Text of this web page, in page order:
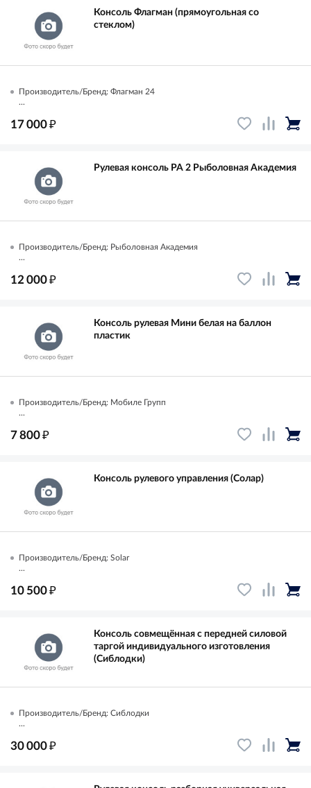
Консоль Флагман (прямоугольная со
стеклом)
Производитель/Бренд: Флагман 24
...
17 000₽
Рулевая консоль РА 2 Рыболовная Академия
Производитель/Бренд: Рыболовная Академия
...
12 000₽
Консоль рулевая Мини белая на баллон
пластик
Производитель/Бренд: Мобиле Групп
...
7 800₽
Консоль рулевого управления (Солар)
Производитель/Бренд: Solar
...
10 500₽
Консоль совмещённая с передней силовой
таргой индивидуального изготовления
(Сиблодки)
Производитель/Бренд: Сиблодки
...
30 000₽